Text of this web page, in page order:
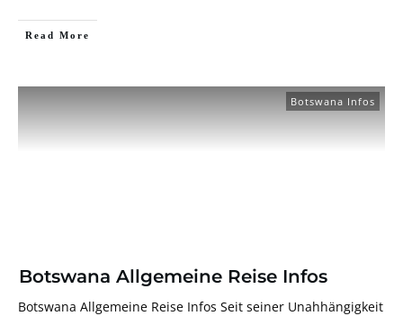
Read More
Botswana Infos
Botswana Allgemeine Reise Infos
Botswana Allgemeine Reise Infos Seit seiner Unahhängigkeit